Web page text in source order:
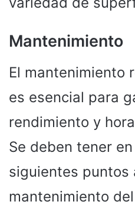
Mantenimiento
El mantenimiento
es esencial para
rendimiento y
Se deben tener
siguientes puntos
mantenimiento